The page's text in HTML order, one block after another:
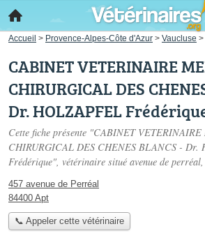
Accueil > Provence-Alpes-Côte d'Azur > Vaucluse >
CABINET VETERINAIRE
CHIRURGICAL DES
Dr. HOLZAPFEL
Cette fiche présente "CABINET
CHIRURGICAL DES CHENES BLANCS - Dr.
Frédérique", vétérinaire situé avenue de perréal
457 avenue de Perréal
84400 Apt
📞 Appeler cette vétérinaire